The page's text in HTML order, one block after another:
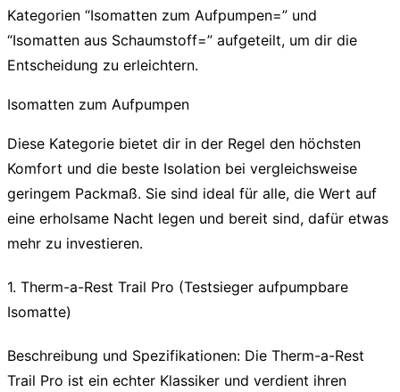
Kategorien “Isomatten zum Aufpumpen=” und
“Isomatten aus Schaumstoff=” aufgeteilt, um dir die
Entscheidung zu erleichtern.
Isomatten zum Aufpumpen
Diese Kategorie bietet dir in der Regel den höchsten
Komfort und die beste Isolation bei vergleichsweise
geringem Packmaß. Sie sind ideal für alle, die Wert auf
eine erholsame Nacht legen und bereit sind, dafür etwas
mehr zu investieren.
1. Therm-a-Rest Trail Pro (Testsieger aufpumpbare
Isomatte)
Beschreibung und Spezifikationen: Die Therm-a-Rest
Trail Pro ist ein echter Klassiker und verdient ihren